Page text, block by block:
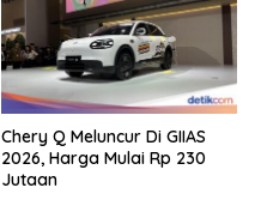
Chery Q Meluncur Di GIIAS
2026, Harga Mulai Rp 230
Jutaan